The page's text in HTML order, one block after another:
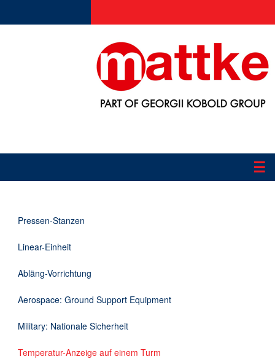
☰
Applikationen
Informationen
Downloads
Kontakt
Pressen-Stanzen
Linear-Einheit
Abläng-Vorrichtung
Aerospace: Ground Support Equipment
Military: Nationale Sicherheit
Temperatur-Anzeige auf einem Turm